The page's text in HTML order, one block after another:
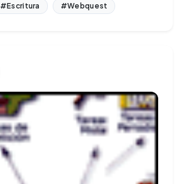
#Escritura #Webquest